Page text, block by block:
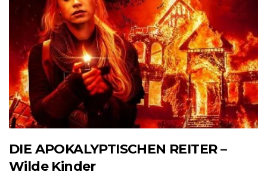
DIE APOKALYPTISCHEN REITER –
Wilde Kinder